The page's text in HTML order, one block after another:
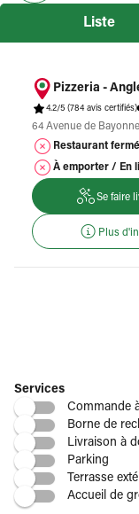
Services
Commande
Borne de
Livraison à
Parking
Terrasse
Accueil de
Liste
Pizzeria -
4.2/5 (784 avis certifiés)
64 Avenue de
Restaurant
À emporter / En
Se faire
Plus
Plus de
Par région
Par